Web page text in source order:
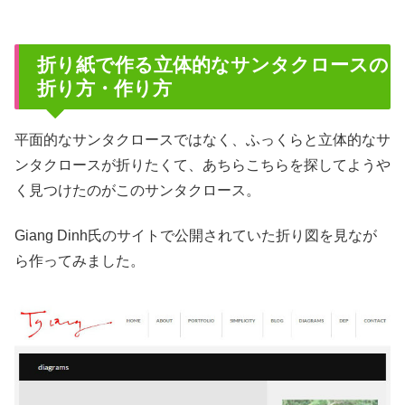
折り紙で作る立体的なサンタクロースの
折り方・作り方
平面的なサンタクロースではなく、ふっくらと立体的なサ
ンタクロースが折りたくて、あちらこちらを探してようや
く見つけたのがこのサンタクロース。
Giang Dinh氏のサイトで公開されていた折り図を見なが
ら作ってみました。